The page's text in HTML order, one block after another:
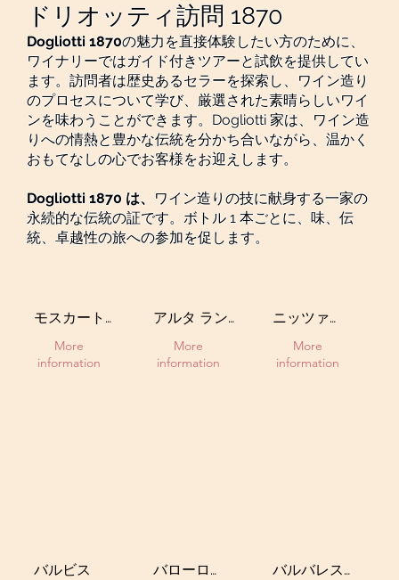
モスカート・
ダスティ
DOCG
More
information
アルタ ランガ
DOCG
More
information
ニッツァ
DOCG
More
information
バルビス
バローロ
バルバレスコ
ドリオッティ訪問 1870
Dogliotti 1870の魅力を直接体験したい方のために、
ワイナリーではガイド付きツアーと試飲を提供してい
ます。訪問者は歴史あるセラーを探索し、ワイン造り
のプロセスについて学び、厳選された素晴らしいワイ
ンを味わうことができます。Dogliotti 家は、ワイン造
りへの情熱と豊かな伝統を分かち合いながら、温かく
おもてなしの心でお客様をお迎えします。
Dogliotti 1870 は、 ワイン造りの技に献身する一家の
永続的な伝統の証です。ボトル 1 本ごとに、味、伝
統、卓越性の旅への参加を促します。